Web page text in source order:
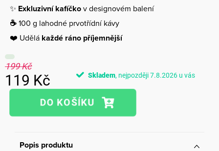
✨ Exkluzivní kafíčkov designovém balení
☕100 g lahodné prvotřídní kávy
❤️ Udělá každé ráno příjemnější
199 Kč
119 Kč
Měrná
Skladem 7.8.2026
Popis produktu